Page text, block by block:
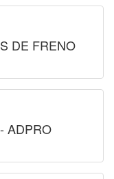
DE FRENO
ADPRO